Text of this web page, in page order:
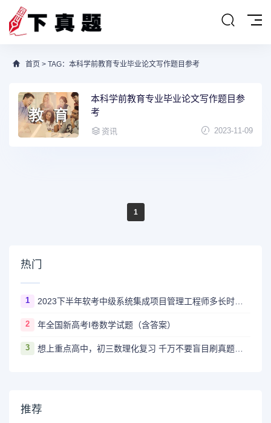
首页 > TAG：本科学前教育专业毕业论文写作题目参考
本科学前教育专业毕业论文写作题目参
考
资讯 2023-11-09
1
热门
1 2023下半年软考中级系统集成项目管理工程师多长时间出成绩
2 年全国新高考I卷数学试题（含答案）
3 想上重点高中，初三数理化复习 千万不要盲目刷真题卷和模拟卷！
推荐